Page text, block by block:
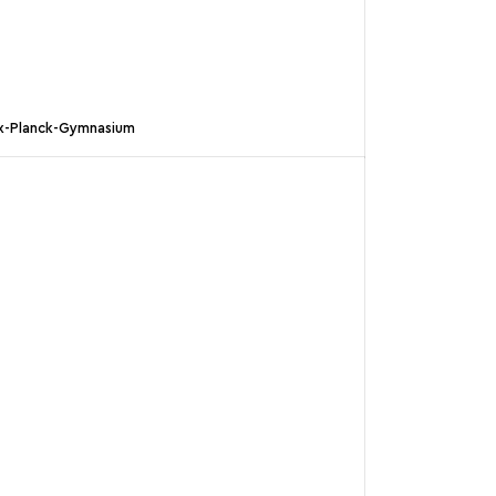
Planck-Gymnasium